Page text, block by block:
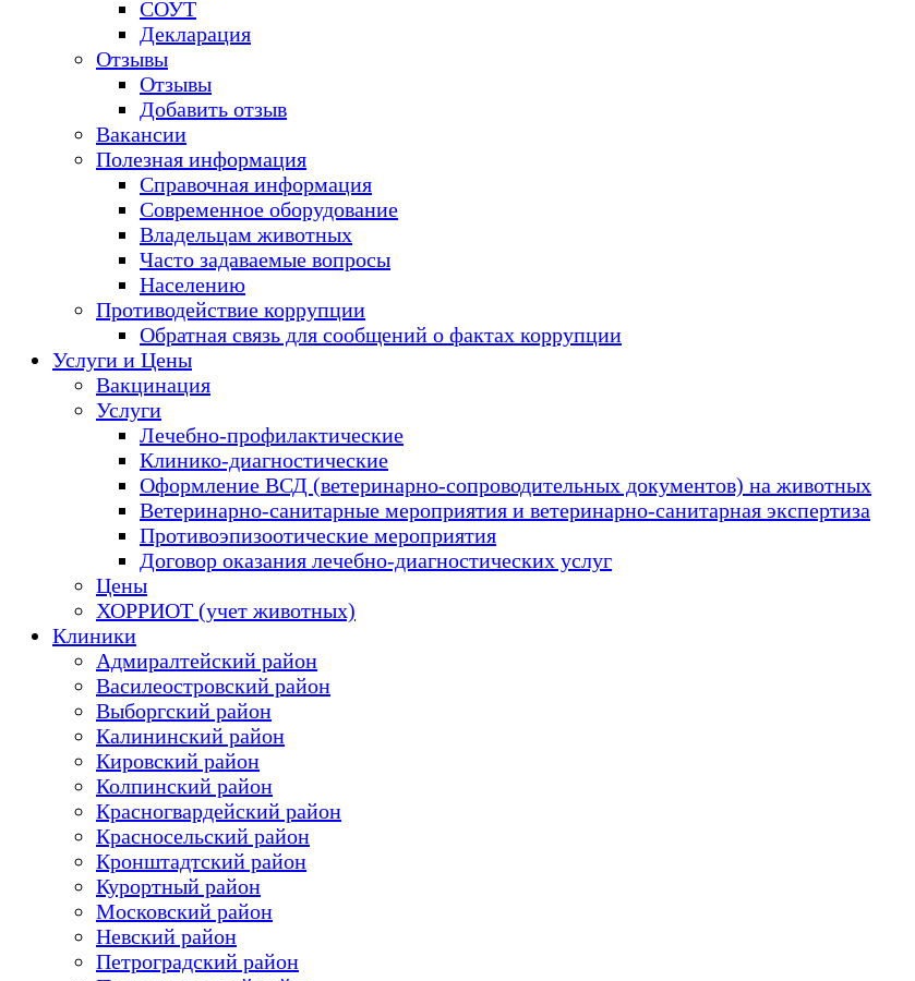
СОУТ
Декларация
Отзывы
Отзывы
Добавить отзыв
Вакансии
Полезная информация
Справочная информация
Современное оборудование
Владельцам животных
Часто задаваемые вопросы
Населению
Противодействие коррупции
Обратная связь для сообщений о фактах коррупции
Услуги и Цены
Вакцинация
Услуги
Лечебно-профилактические
Клинико-диагностические
Оформление ВСД (ветеринарно-сопроводительных документов) на животных
Ветеринарно-санитарные мероприятия и ветеринарно-санитарная экспертиза
Противоэпизоотические мероприятия
Договор оказания лечебно-диагностических услуг
Цены
ХОРРИОТ (учет животных)
Клиники
Адмиралтейский район
Василеостровский район
Выборгский район
Калининский район
Кировский район
Колпинский район
Красногвардейский район
Красносельский район
Кронштадтский район
Курортный район
Московский район
Невский район
Петроградский район